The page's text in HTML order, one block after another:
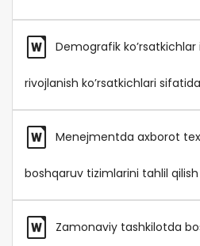
Demografik
rivojlanish ko’rsatkichlari sifatida
Menejmentda axborot
boshqaruv tizimlarini tahlil qilish
Zamonaviy tashkilotda